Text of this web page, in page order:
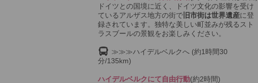
ドイツとの国境に近く、ドイツ文化の影響を受け
ているアルザス地方の街で 旧市街は世界遺産に登
録されています。独特な美しい町並みが残るスト
ラスブールの景観をお楽しみください。
≫≫≫ハイデルベルクへ (約1時間30
分/135km)
ハイデルベルクにて自由行動(約2時間)